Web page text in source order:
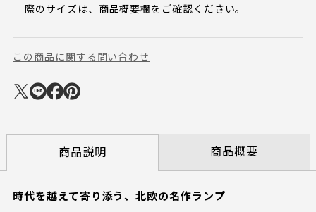
際のサイズは、商品概要欄をご確認ください。
この商品に関する問い合わせ
商品説明 商品概要
時代を越えて寄り添う、北欧の名作ランプ